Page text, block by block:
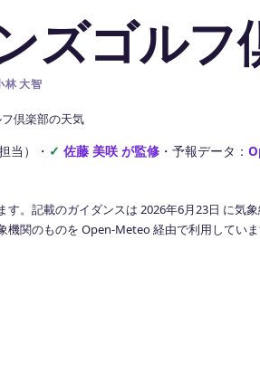
ズゴルフ
林 大智
倶楽部の天気
当） ・ 佐藤 美咲 が監修 ・ 予報データ：
す。記載のガイダンスは 2026年6月23日 に気
機関のものを Open-Meteo 経由で利用してい